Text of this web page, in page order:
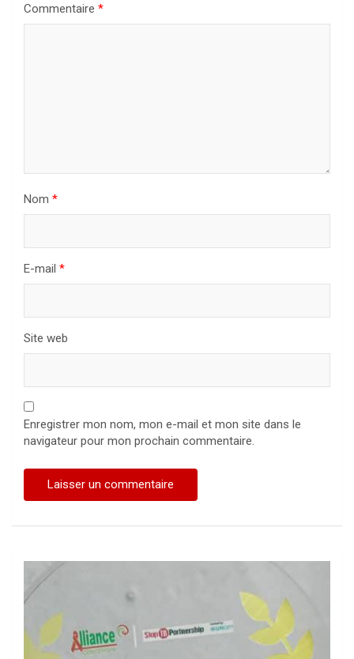
Commentaire *
Nom *
E-mail *
Site web
Enregistrer mon nom, mon e-mail et mon site dans le
navigateur pour mon prochain commentaire.